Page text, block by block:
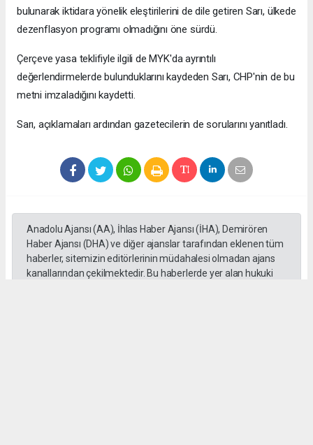
bulunarak iktidara yönelik eleştirilerini de dile getiren Sarı, ülkede
dezenflasyon programı olmadığını öne sürdü.
Çerçeve yasa teklifiyle ilgili de MYK'da ayrıntılı
değerlendirmelerde bulunduklarını kaydeden Sarı, CHP'nin de bu
metni imzaladığını kaydetti.
Sarı, açıklamaları ardından gazetecilerin de sorularını yanıtladı.
Anadolu Ajansı (AA), İhlas Haber Ajansı (İHA), Demirören
Haber Ajansı (DHA) ve diğer ajanslar tarafından eklenen tüm
haberler, sitemizin editörlerinin müdahalesi olmadan ajans
kanallarından çekilmektedir. Bu haberlerde yer alan hukuki